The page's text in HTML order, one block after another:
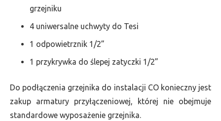
grzejniku
4 uniwersalne uchwyty do Tesi
1 odpowietrznik 1/2”
1 przykrywka do ślepej zatyczki 1/2”
Do podłączenia grzejnika do instalacji CO konieczny jest
zakup armatury przyłączeniowej, której nie obejmuje
standardowe wyposażenie grzejnika.